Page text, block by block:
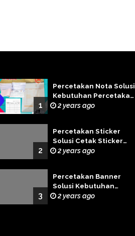
1
Percetakan Nota Solusi
Kebutuhan Percetakan
Terbaik
2 years ago
2
Percetakan Sticker
Solusi Cetak Sticker
Profesional
2 years ago
3
Percetakan Banner
Solusi Kebutuhan
Cetak Banner Terbaik
2 years ago